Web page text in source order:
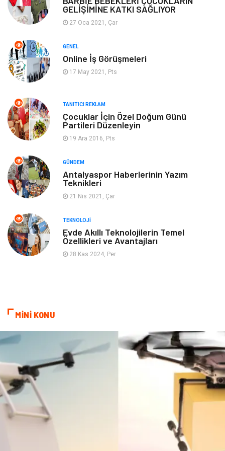
Gayrimenkul Güzellik & Bakım
Nakliye Bebek Giyim
Spor Malzemeleri Şile Bezi
Sigorta
GELİŞİMİNE KATKI SAĞLIYOR
27 Oca 2021, Çar
GENEL
Online İş Görüşmeleri
17 May 2021, Pts
TANITICI REKLAM
Çocuklar İçin Özel Doğum Günü
Partileri Düzenleyin
19 Ara 2016, Pts
GÜNDEM
Antalyaspor Haberlerinin Yazım
Teknikleri
21 Nis 2021, Çar
TEKNOLOJI
Evde Akıllı Teknolojilerin Temel
Özellikleri ve Avantajları
28 Kas 2024, Per
MİNİ KONU